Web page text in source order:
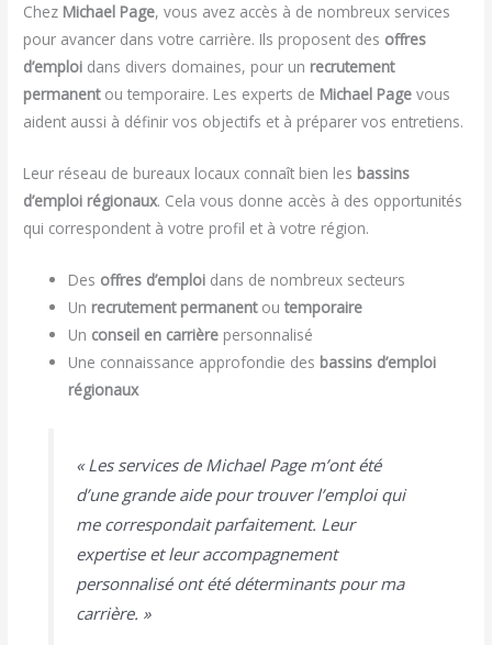
Chez Michael Page, vous avez accès à de nombreux services
pour avancer dans votre carrière. Ils proposent des offres
d’emploi dans divers domaines, pour un recrutement
permanentou temporaire. Les experts de Michael Page vous
aident aussi à définir vos objectifs et à préparer vos entretiens.
Leur réseau de bureaux locaux connaît bien les bassins
d’emploi régionaux. Cela vous donne accès à des opportunités
qui correspondent à votre profil et à votre région.
Des offres d’emploi dans de nombreux secteurs
Un recrutement permanentoutemporaire
Un conseil en carrière personnalisé
Une connaissance approfondie des bassins d’emploi
régionaux
« Les services de Michael Page m’ont été
d’une grande aide pour trouver l’emploi qui
me correspondait parfaitement. Leur
expertise et leur accompagnement
personnalisé ont été déterminants pour ma
carrière. »